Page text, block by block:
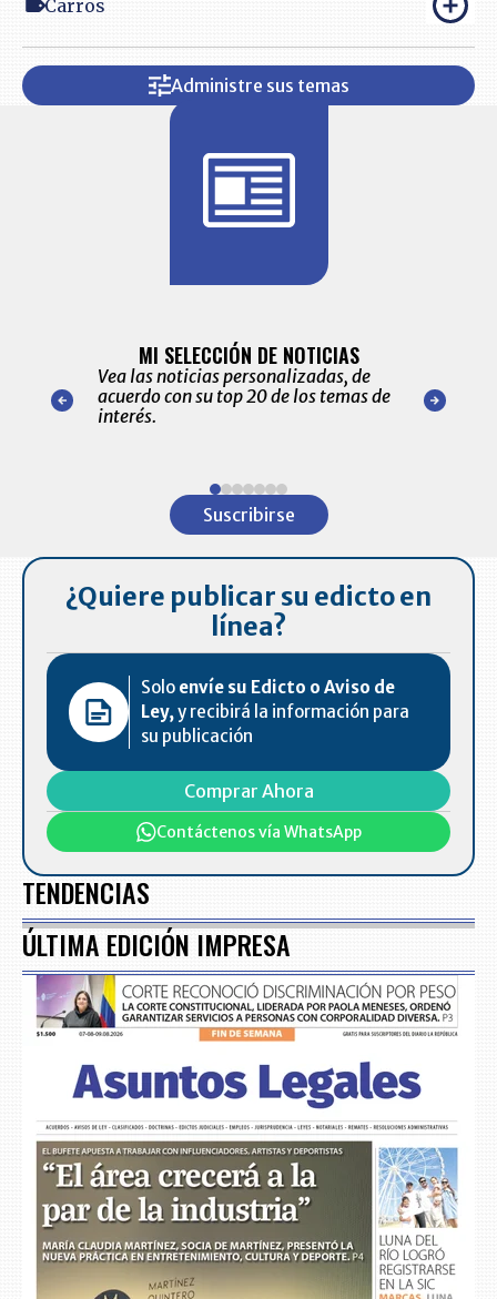
Carros
Administre sus temas
nuestro
para
MI SELECCIÓN DE NOTICIAS
Vea las noticias personalizadas, de
acuerdo con su top 20 de los temas de
interés.
de las
Suscribirse
¿Quiere publicar su edicto en
línea?
Solo envíe su Edicto o Aviso de
Ley,y recibirá la información para
su publicación
Comprar Ahora
Contáctenos vía WhatsApp
TENDENCIAS
ÚLTIMA EDICIÓN IMPRESA